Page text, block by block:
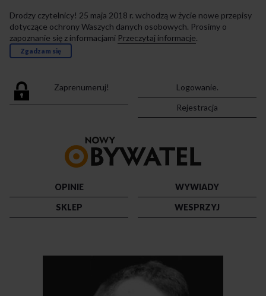
Drodzy czytelnicy! 25 maja 2018 r. wchodzą w życie nowe przepisy
dotyczące ochrony Waszych danych osobowych. Prosimy o
zapoznanie się z informacjami Przeczytaj informacje.
Zgadzam się
Zaprenumeruj!
Logowanie.
Rejestracja
strony
OPINIE
WYWIADY
SKLEP
WESPRZYJ